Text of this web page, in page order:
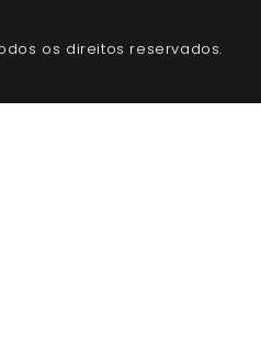
os direitos reservados.